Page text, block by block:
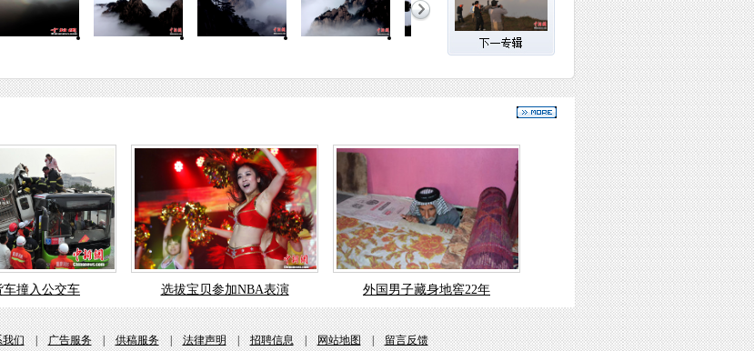
车撞入公交车 选拔宝贝参加NBA表演 外国男子藏身地窖22年
我们|广告服务|供稿服务|法律声明|招聘信息|网站地图|留言反馈